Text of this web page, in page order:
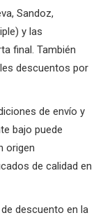
Sandoz,
y las
final. También
descuentos por
de envío y
bajo puede
origen
de calidad en
descuento en la